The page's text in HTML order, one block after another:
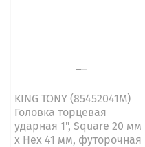
KING TONY (85452041M)
Головка торцевая
ударная 1", Square 20 мм
х Hex 41 мм, футорочная